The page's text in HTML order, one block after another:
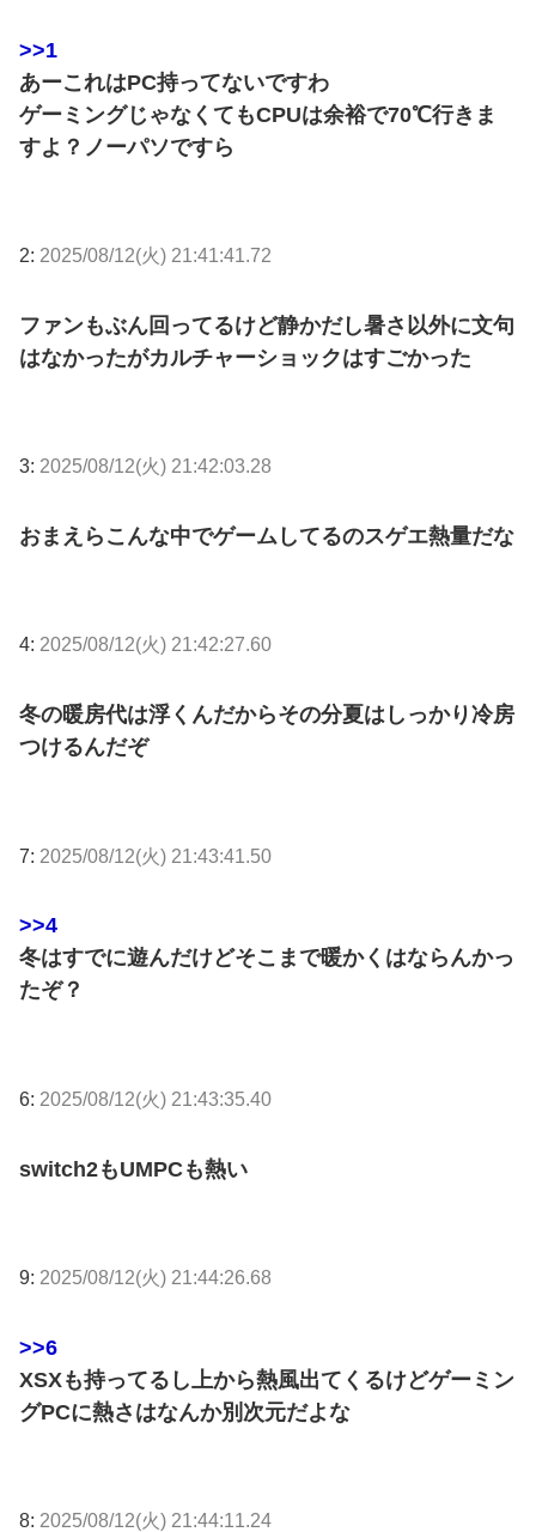
>>1
あーこれはPC持ってないですわ
ゲーミングじゃなくてもCPUは余裕で70℃行きま
すよ？ノーパソですら
2: 2025/08/12(火) 21:41:41.72
ファンもぶん回ってるけど静かだし暑さ以外に文句
はなかったがカルチャーショックはすごかった
3: 2025/08/12(火) 21:42:03.28
おまえらこんな中でゲームしてるのスゲエ熱量だな
4: 2025/08/12(火) 21:42:27.60
冬の暖房代は浮くんだからその分夏はしっかり冷房
つけるんだぞ
7: 2025/08/12(火) 21:43:41.50
>>4
冬はすでに遊んだけどそこまで暖かくはならんかっ
たぞ？
6: 2025/08/12(火) 21:43:35.40
switch2もUMPCも熱い
9: 2025/08/12(火) 21:44:26.68
>>6
XSXも持ってるし上から熱風出てくるけどゲーミン
グPCに熱さはなんか別次元だよな
8: 2025/08/12(火) 21:44:11.24